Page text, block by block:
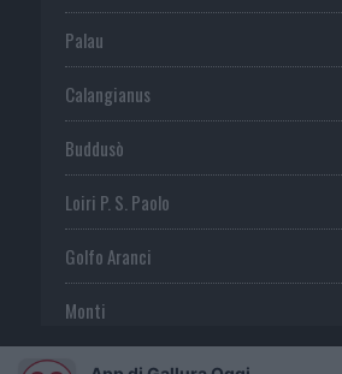
Palau
Calangianus
Buddusò
Loiri P. S. Paolo
Golfo Aranci
Monti
Telti